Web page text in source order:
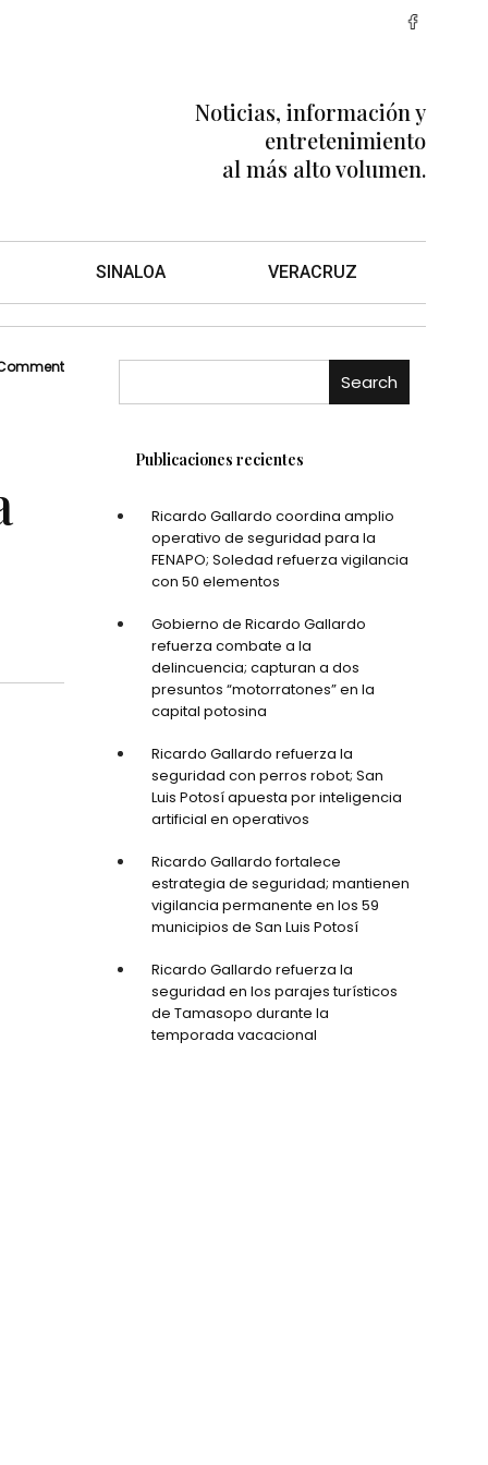
Noticias, información y
entretenimiento
al más alto volumen.
SINALOA VERACRUZ
Search
Publicaciones recientes
Ricardo Gallardo coordina amplio
operativo de seguridad para la
FENAPO; Soledad refuerza vigilancia
con 50 elementos
Gobierno de Ricardo Gallardo
refuerza combate a la
delincuencia; capturan a dos
presuntos “motorratones” en la
capital potosina
Ricardo Gallardo refuerza la
seguridad con perros robot; San
Luis Potosí apuesta por inteligencia
artificial en operativos
Ricardo Gallardo fortalece
estrategia de seguridad; mantienen
vigilancia permanente en los 59
municipios de San Luis Potosí
Ricardo Gallardo refuerza la
seguridad en los parajes turísticos
de Tamasopo durante la
temporada vacacional